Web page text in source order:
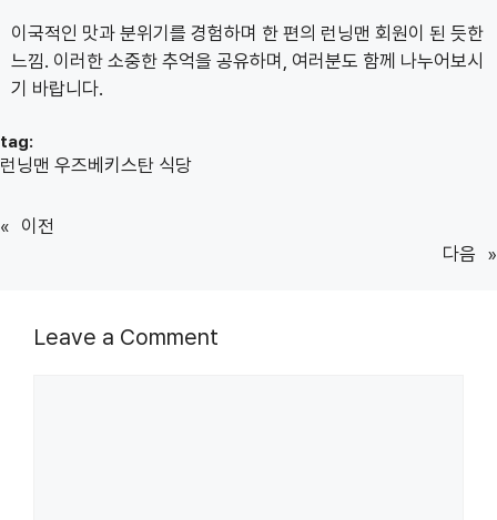
이국적인 맛과 분위기를 경험하며 한 편의 런닝맨 회원이 된 듯한
느낌. 이러한 소중한 추억을 공유하며, 여러분도 함께 나누어보시
기 바랍니다.
tag:
런닝맨 우즈베키스탄 식당
« 이전
다음 »
Leave a Comment